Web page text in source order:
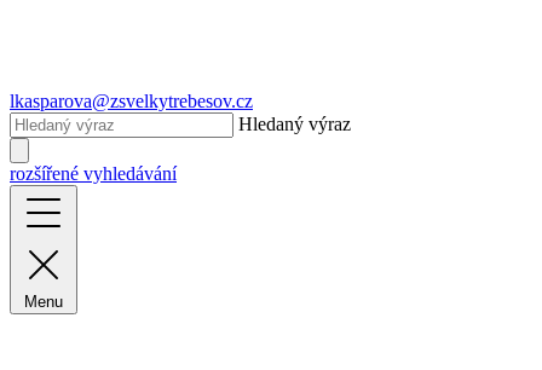
lkasparova@zsvelkytrebesov.cz
Hledaný výraz
rozšířené vyhledávání
Menu